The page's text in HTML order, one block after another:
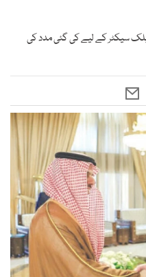
سیکٹر کے لیے کی گئی مدد کی